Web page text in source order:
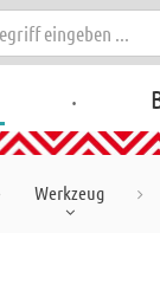
.
Werkzeug